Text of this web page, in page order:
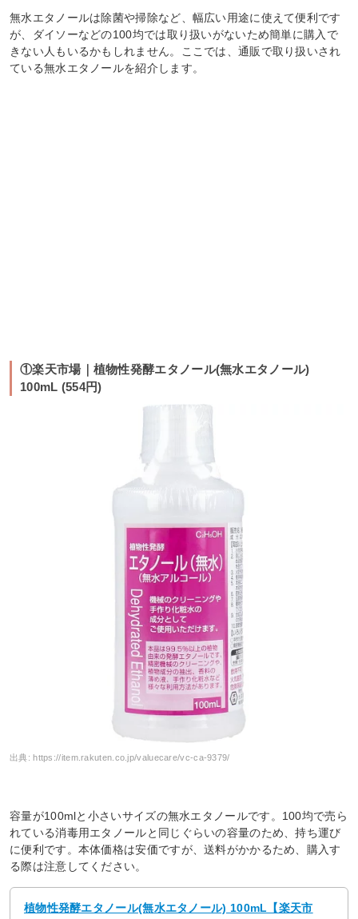
無水エタノールは除菌や掃除など、幅広い用途に使えて便利です
が、ダイソーなどの100均では取り扱いがないため簡単に購入で
きない人もいるかもしれません。ここでは、通販で取り扱いされ
ている無水エタノールを紹介します。
①楽天市場｜植物性発酵エタノール(無水エタノール)
100mL (554円)
出典:https://item.rakuten.co.jp/valuecare/vc-ca-9379/
容量が100mlと小さいサイズの無水エタノールです。100均で売ら
れている消毒用エタノールと同じぐらいの容量のため、持ち運び
に便利です。本体価格は安価ですが、送料がかかるため、購入す
る際は注意してください。
植物性発酵エタノール(無水エタノール) 100mL【楽天市